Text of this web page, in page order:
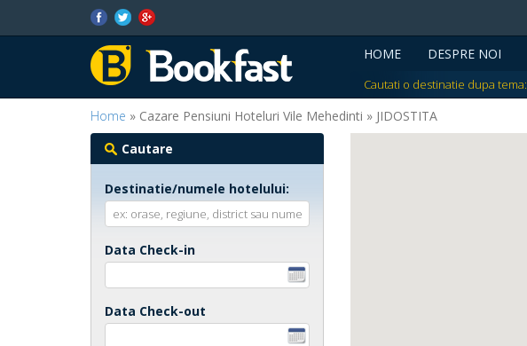
HOME DESPRE NOI
Cautati o destinatie dupa tema:
Home » Cazare Pensiuni Hoteluri Vile Mehedinti » JIDOSTITA
Cautare
Destinatie/numele hotelului:
Data Check-in
Data Check-out